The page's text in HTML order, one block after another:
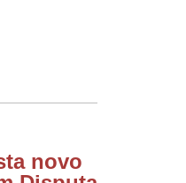
novo